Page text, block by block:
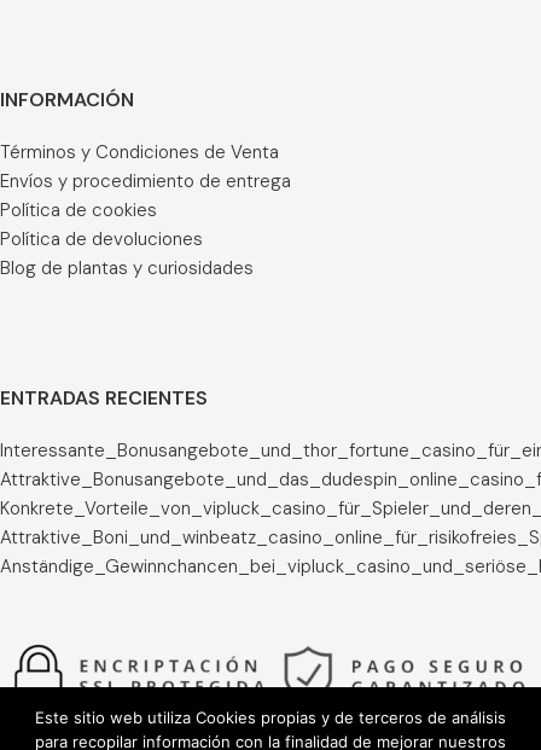
INFORMACIÓN
Términos y Condiciones de Venta
Envíos y procedimiento de entrega
Política de cookies
Política de devoluciones
Blog de plantas y curiosidades
ENTRADAS RECIENTES
Este sitio web utiliza Cookies propias y de terceros de análisis
para recopilar información con la finalidad de mejorar nuestros